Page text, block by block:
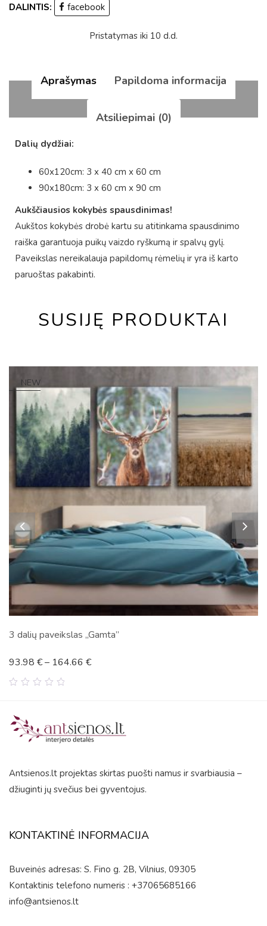
DALINTIS: facebook
Pristatymas iki 10 d.d.
Aprašymas Papildoma informacija
Atsiliepimai (0)
Dalių dydžiai:
60x120cm: 3 x 40 cm x 60 cm
90x180cm: 3 x 60 cm x 90 cm
Aukščiausios kokybės spausdinimas!
Aukštos kokybės drobė kartu su atitinkama spausdinimo
raiška garantuoja puikų vaizdo ryškumą ir spalvų gylį.
Paveikslas nereikalauja papildomų rėmelių ir yra iš karto
paruoštas pakabinti.
SUSIJĘ PRODUKTAI
NEW
3 dalių paveikslas „Gamta”
5
93.98 €– 164.66 €
Antsienos.lt projektas skirtas puošti namus ir svarbiausia –
džiuginti jų svečius bei gyventojus.
KONTAKTINĖ INFORMACIJA
Buveinės adresas: S. Fino g. 2B, Vilnius, 09305
Kontaktinis telefono numeris : +37065685166
info@antsienos.lt